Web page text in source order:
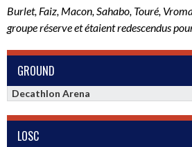
Burlet, Faiz, Macon, Sahabo, Touré,
groupe réserve et étaient redescendus
GROUND
Decathlon Arena
LOSC